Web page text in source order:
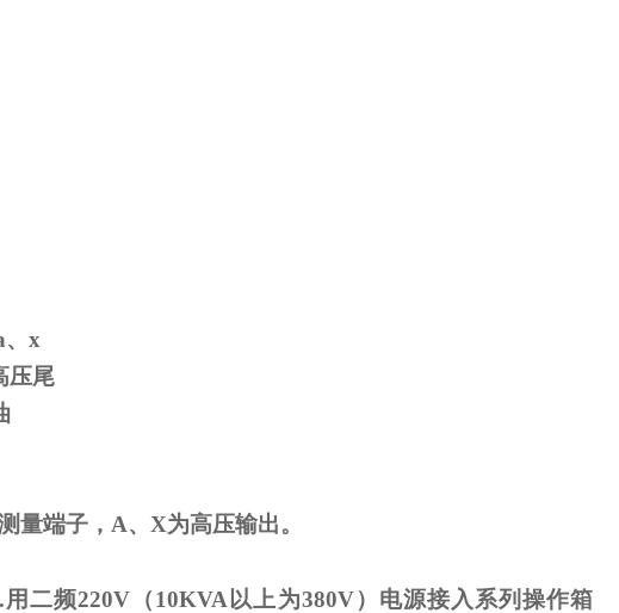
、 x
尾
量端子， A、 X为高压输出。
用二频220V （10KVA 以上为380V）电源接入系列操作箱